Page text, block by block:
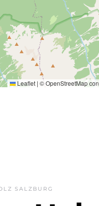
Leaflet | ©OpenStreetMap
SALZBURG